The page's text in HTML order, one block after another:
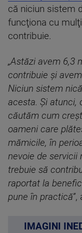
că niciun sistem
funcţiona cu
contribuie.
„Astăzi avem 6,3
contribuie şi
Niciun sistem
acesta. Şi atunci,
căutăm cum
oameni care
mămicile, în
nevoie de servicii
trebuie să
raportat la
pune în practică”,
IMAGINI